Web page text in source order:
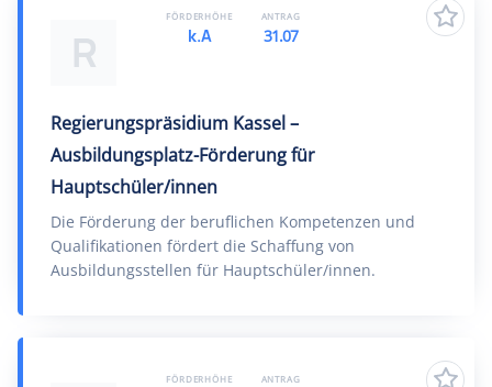
R
Regierungspräsidium Kassel –
Ausbildungsplatz-Förderung für
Hauptschüler/innen
Die Förderung der beruflichen Kompetenzen und
Qualifikationen fördert die Schaffung von
Ausbildungsstellen für Hauptschüler/innen.
FÖRDERHÖHE
k.A
ANTRAG
31.07
FÖRDERHÖHE ANTRAG